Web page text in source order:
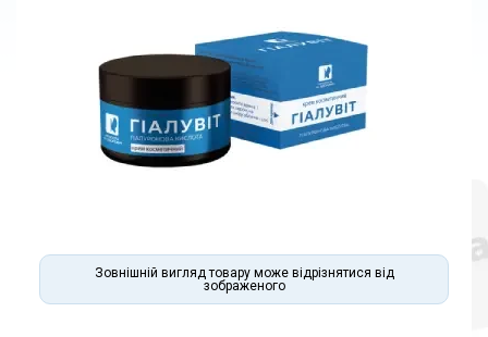
Зовнішній вигляд товару може відрізнятися від
зображеного